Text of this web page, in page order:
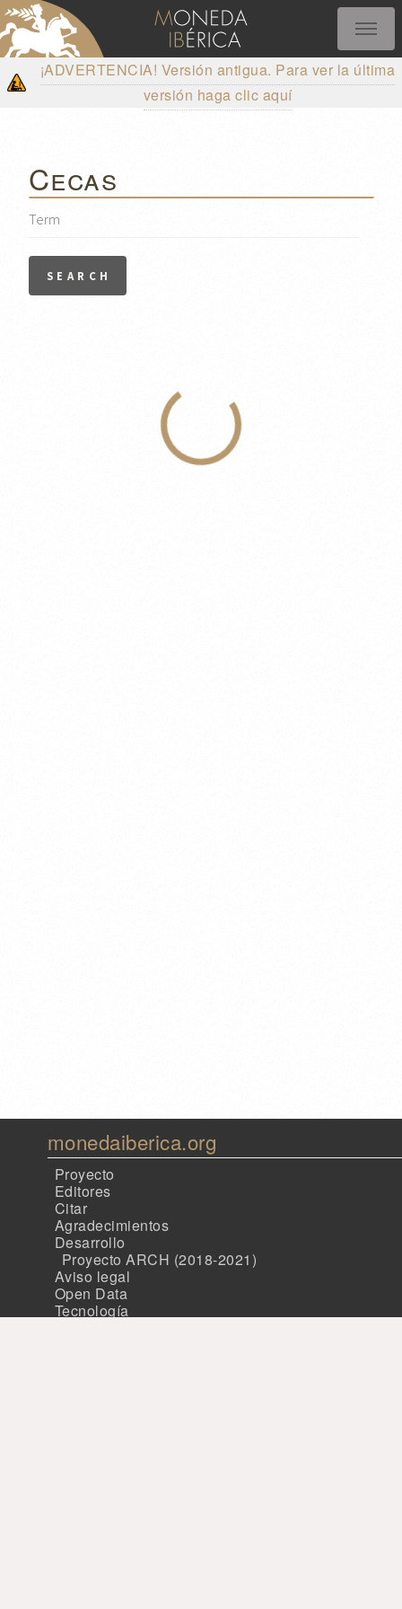
¡ADVERTENCIA! Versión antigua. Para ver la última
versión haga clic aquí
Cecas
monedaiberica.org
Proyecto
Editores
Citar
Agradecimientos
Desarrollo
Proyecto ARCH (2018-2021)
Aviso legal
Open Data
Tecnología